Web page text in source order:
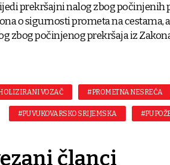
prekršajni nalog zbog počinjenih
o sigurnosti prometa na cestama,
zbog počinjenog prekršaja iz
VOZAČ #PROMETNA NESREĆA
#PU VUKOVARSKO SRIJEMSKA #PU
članci